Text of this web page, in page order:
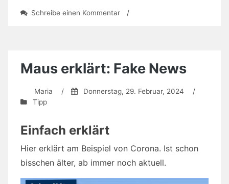
Schreibe einen Kommentarzu /
Maus erklärt: Fake News
Maria / Donnerstag, 29. Februar, 2024
/
Tipp
Einfach erklärt
Hier erklärt am Beispiel von Corona. Ist schon
bisschen älter, ab immer noch aktuell.